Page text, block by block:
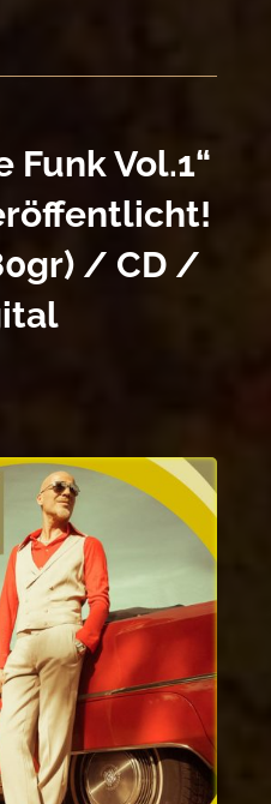
Funk Vol​.​1“
/ CD /